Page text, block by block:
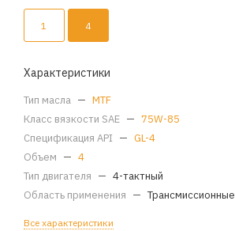
1 4
Характеристики
Тип масла — MTF
Класс вязкости SAE — 75W-85
Спецификация API — GL-4
Объем — 4
Тип двигателя — 4-тактный
Область применения —
Все характеристики